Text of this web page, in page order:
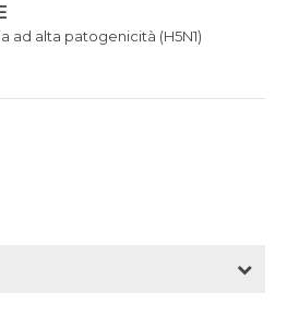
ad alta patogenicità (H5N1)